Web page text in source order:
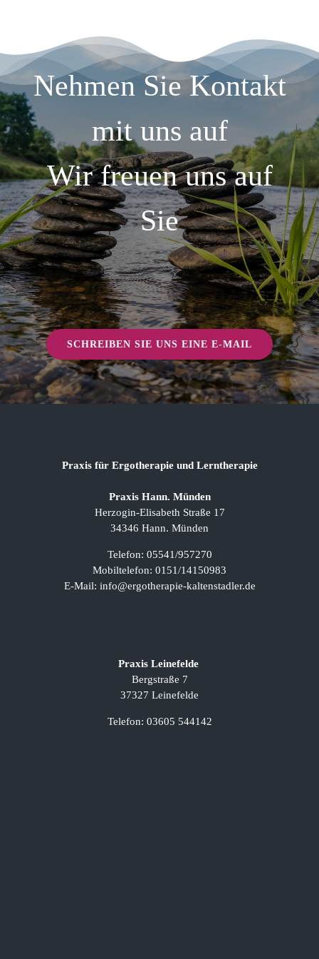
Nehmen Sie Kontakt
mit uns auf
Wir freuen uns auf
Sie
SCHREIBEN SIE UNS EINE E-MAIL
Praxis für Ergotherapie und Lerntherapie
Praxis Hann. Münden
Herzogin-Elisabeth Straße 17
34346 Hann. Münden
Telefon: 05541/957270
Mobiltelefon: 0151/14150983
E-Mail: info@ergotherapie-kaltenstadler.de
Praxis Leinefelde
Bergstraße 7
37327 Leinefelde
Telefon: 03605 544142